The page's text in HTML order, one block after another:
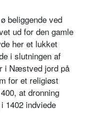
beliggende ved
ud for den gamle
her et lukket
i slutningen af
i Næstved jord på
for et religiøst
at dronning
1402 indviede